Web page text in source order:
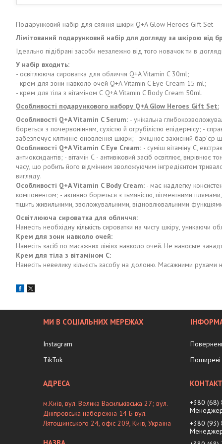
Подарунковий набір для сяяння шкіри Q+A Glow Heroes Gift Set
Лімітований подарунковий набір для догляду за шкірою від
Ідеально підібрані засоби незалежно від того новачок ти в
У набір входить:
- освітлююча сироватка для обличчя Q+A Vitamin C 30ml;
- крем для зони навколо очей Q+A Vitamin C Eye Cream 15 ml;
- крем для тіла з вітаміном С Q+A Vitamin C Body Cream 50ml.
Особливості подарункового набору Q+A Glow Heroes Gift Set:
Особливості Q+A Vitamin C Serum: - унікальна
бореться з почервонінням, сухістю й огрубілістю епідермісу; -
забезпечує клітинне оновлення шкіри; - зміцнює захисний бар'єр
Особливості Q+A Vitamin C Eye Cream: - суміш вітаміну С,
антиоксидантів; - вітамін С - антивіковий засіб освітлює,
часу, що робить його відмінним зволожуючим інгредієнтом
вигляду.
Особливості Q+A Vitamin C Body Cream: - має надлегку
компонентом; - активно бореться з тьмяністю, пігментними
тішить живильними, зволожувальними, відновлювальними
Освітлююча сироватка для обличчя:
Нанесіть необхідну кількість сироватки на чисту шкіру, уникаючи
Крем для зони навколо очей:
Нанесіть засіб по масажних лініях навколо очей. Не наносьте
Крем для тіла з вітаміном С:
Нанесіть невелику кількість засобу на долоню. Масажними рухами
МИ В СОЦІАЛЬНИХ МЕРЕЖАХ
Instagram
TikTok
Поширені
м.Київ, вул. Велика Васильківська 27; вул.
Дніпровська набережна 14 Б вул.
Лятошинського 24, офіс 209, Київ, Україна
+380 (68)
+380 (93)